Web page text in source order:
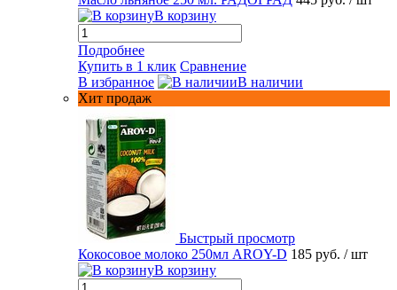
В корзину
Подробнее
Купить в 1 клик Сравнение
В избранное
В наличии
Хит продаж
Быстрый просмотр
Кокосовое молоко 250мл AROY-D 185 руб. / шт
В корзину